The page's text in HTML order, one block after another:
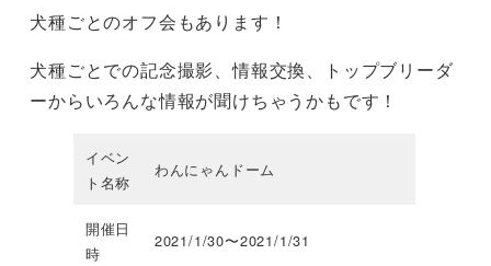
犬種ごとのオフ会もあります！
犬種ごとでの記念撮影、情報交換、トップブリーダ
ーからいろんな情報が聞けちゃうかもです！
イベン
ト名称
わんにゃんドーム
開催日
時
2021/1/30〜2021/1/31